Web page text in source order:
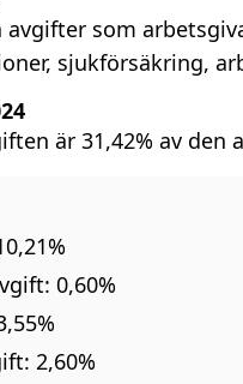
som
sjukförsäkring,
är31,42% av den
0,60%
2,60%